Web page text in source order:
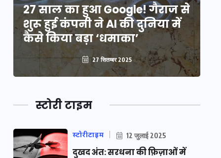
27 साल का हुआ Google! गैराज से
शुरू हुई कंपनी ने AI की दुनिया में
कैसे किया बड़ा ‘धमाका’
27 सितम्बर 2025
स्टोरी टाइम
स्टोरीटाइम 12 जुलाई 2025
दुखद अंत: सरधना की फ़िज़ाओं में